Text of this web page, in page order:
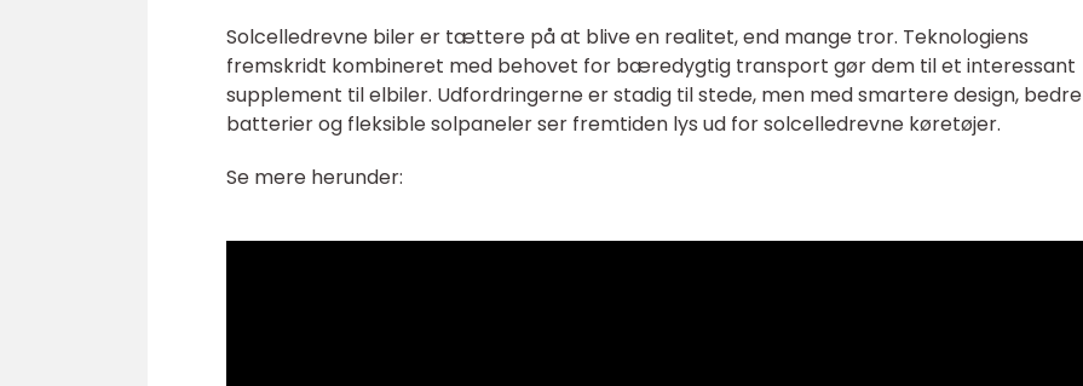
Solcelledrevne biler er tættere på at blive en realitet, end mange tror. Teknologiens
fremskridt kombineret med behovet for bæredygtig transport gør dem til et interessant
supplement til elbiler. Udfordringerne er stadig til stede, men med smartere design, bedre
batterier og fleksible solpaneler ser fremtiden lys ud for solcelledrevne køretøjer.
Se mere herunder: